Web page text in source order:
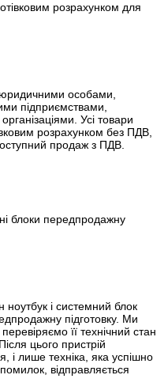
розрахунком для
особами,
підприємствами,
Усі товари
розрахунком без ПДВ,
продаж з ПДВ.
блоки передпродажну
і системний блок
підготовку. Ми
її технічний стан
цього пристрій
і лише техніка, яка успішно
відправляється